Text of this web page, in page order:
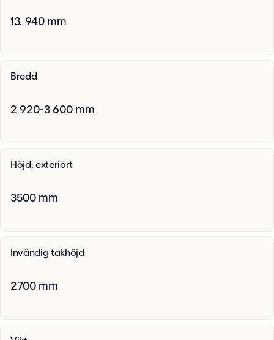
13, 940 mm
Bredd
2 920-3 600 mm
Höjd, exteriört
3500 mm
Invändig takhöjd
2700 mm